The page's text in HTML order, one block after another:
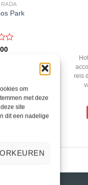
om
met deze
site
dit een nadelige
Park
U boekt deze
D-reizen. Nu
per persoon.
reis